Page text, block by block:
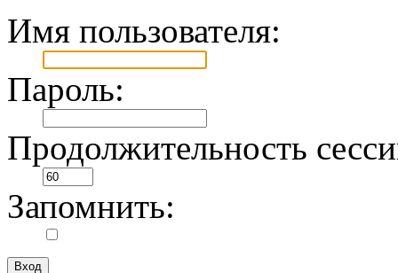
Имя пользователя:
Пароль:
Продолжительность
Запомнить: